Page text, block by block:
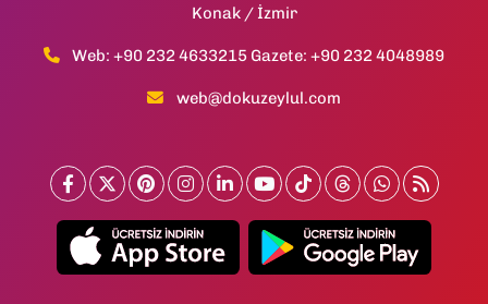
Konak / İzmir
Web: +90 232 4633215 Gazete: +90 232 4048989
web@dokuzeylul.com